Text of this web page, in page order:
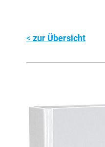
zur Übersicht